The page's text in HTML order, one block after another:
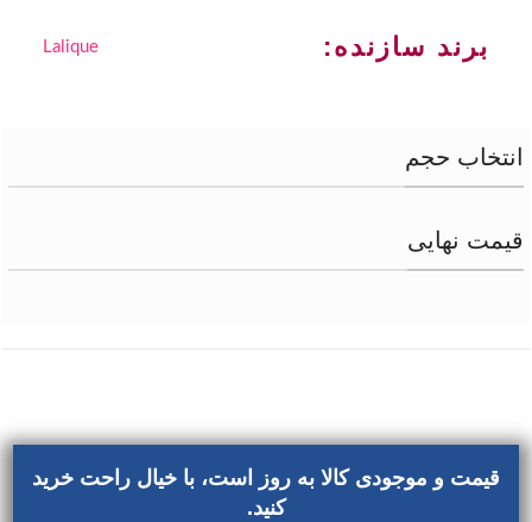
برند سازنده: Lalique
انتخاب حجم
قیمت نهایی
قیمت و موجودی کالا به روز است، با خیال راحت خرید
کنید.